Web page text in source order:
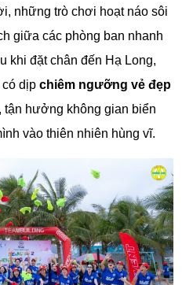
những trò chơi hoạt náo sôi
giữa các phòng ban nhanh
khi đặt chân đến Hạ Long,
dịp chiêm ngưỡng vẻ đẹp
, tận hưởng không gian biển
vào thiên nhiên hùng vĩ.